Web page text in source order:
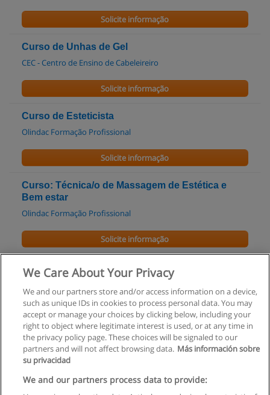
Solicite informação
Curso de Unhas de Gel
CEC - Centro de Ensino de Cabeleireiro
Solicite informação
Curso de Esteticista
Olindac Formação Profissional
Solicite informação
Curso: Técnica/o de Massagem de Estética e
Bem estar
Olindac Formação Profissional
Solicite informação
Curso de Cabeleireiro
Solicite informação
Regras de uso
We Care About Your Privacy
We and our partners store and/or access information on a device,
such as unique IDs in cookies to process personal data. You may
accept or manage your choices by clicking below, including your
right to object where legitimate interest is used, or at any time in
the privacy policy page. These choices will be signaled to our
partners and will not affect browsing data. Más información sobre
su privacidad
We and our partners process data to provide: